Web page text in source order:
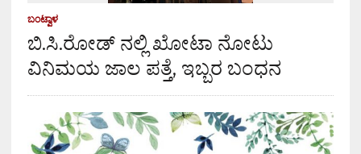
ಬಂಟ್ವಾಳ
ಬಿ.ಸಿ.ರೋಡ್ ನಲ್ಲಿ ಖೋಟಾ ನೋಟು
ವಿನಿಮಯ ಜಾಲ ಪತ್ತೆ, ಇಬ್ಬರ ಬಂಧನ